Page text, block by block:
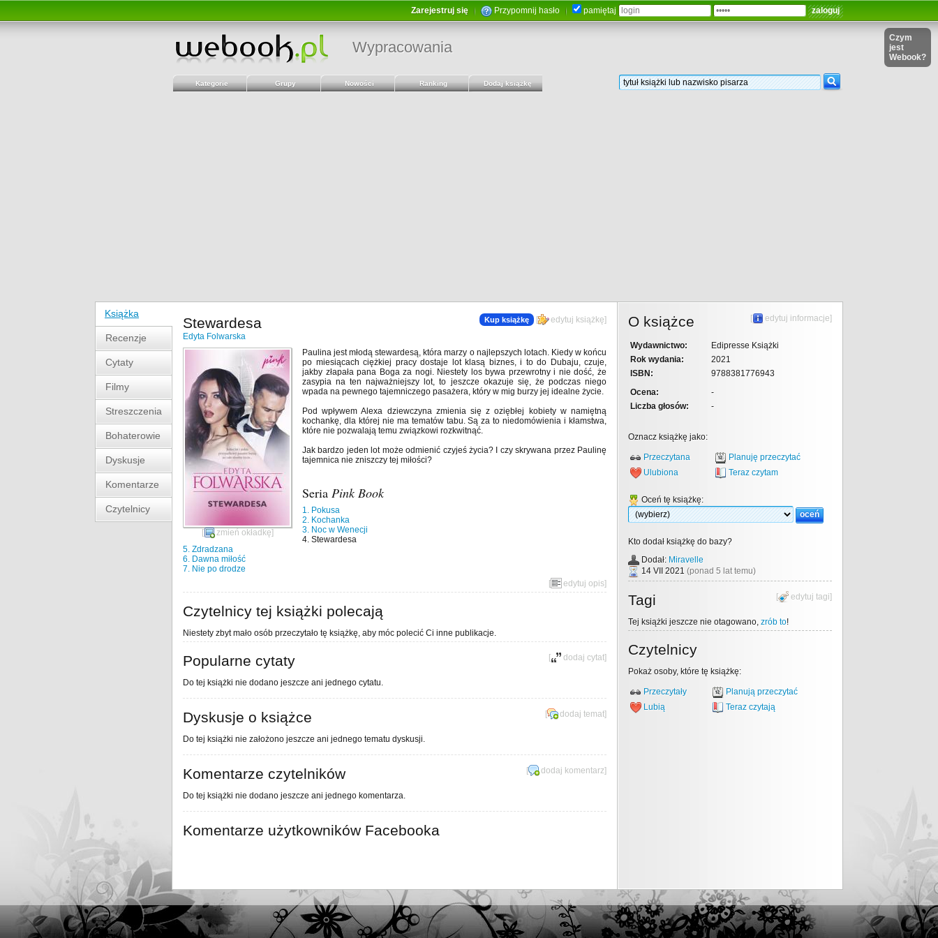
Zarejestruj się Przypomnij hasło pamiętaj
Wypracowania
Czym
jest
Webook?
Kategorie Grupy Nowości Ranking Dodaj książkę
Książka
Recenzje
Cytaty
Filmy
Streszczenia
Bohaterowie
Dyskusje
Komentarze
Czytelnicy
Kup książkę [ edytuj książkę]
Stewardesa
Edyta Folwarska
[ zmień okładkę]
Paulina jest młodą stewardesą, która marzy o najlepszych lotach. Kiedy w końcu
po miesiącach ciężkiej pracy dostaje lot klasą biznes, i to do Dubaju, czuje,
jakby złapała pana Boga za nogi. Niestety los bywa przewrotny i nie dość, że
zasypia na ten najważniejszy lot, to jeszcze okazuje się, że podczas niego
wpada na pewnego tajemniczego pasażera, który w mig burzy jej idealne życie.
Pod wpływem Alexa dziewczyna zmienia się z oziębłej kobiety w namiętną
kochankę, dla której nie ma tematów tabu. Są za to niedomówienia i kłamstwa,
które nie pozwalają temu związkowi rozkwitnąć.
Jak bardzo jeden lot może odmienić czyjeś życia? I czy skrywana przez Paulinę
tajemnica nie zniszczy tej miłości?
Seria Pink Book
1. Pokusa
2. Kochanka
3. Noc w Wenecji
4. Stewardesa
5. Zdradzana
6. Dawna miłość
7. Nie po drodze
[
edytuj opis]
Czytelnicy tej książki polecają
Niestety zbyt mało osób przeczytało tę książkę, aby móc polecić Ci inne publikacje.
[ dodaj cytat]
Popularne cytaty
Do tej książki nie dodano jeszcze ani jednego cytatu.
[ dodaj temat]
Dyskusje o książce
Do tej książki nie założono jeszcze ani jednego tematu dyskusji.
[ dodaj komentarz]
Komentarze czytelników
Do tej książki nie dodano jeszcze ani jednego komentarza.
Komentarze użytkowników Facebooka
[ edytuj informacje]
O książce
Wydawnictwo:
Edipresse Książki
Rok wydania:
2021
ISBN:
9788381776943
Ocena:
-
Liczba głosów:
-
Oznacz książkę jako:
Przeczytana
Planuję przeczytać
Ulubiona
Teraz czytam
Oceń tę książkę:
Kto dodał książkę do bazy?
Dodał: Miravelle
14 VII 2021 (ponad 5 lat temu)
[ edytuj tagi]
Tagi
Tej książki jeszcze nie otagowano, zrób to!
Czytelnicy
Pokaż osoby, które tę książkę:
Przeczytały
Planują przeczytać
Lubią
Teraz czytają